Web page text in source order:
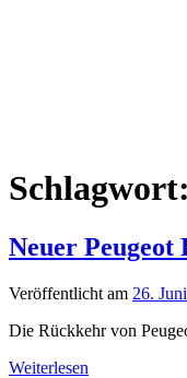
Schlagwort:
Neuer Peugeot
Veröffentlicht am 26.
Die Rückkehr von
Weiterlesen